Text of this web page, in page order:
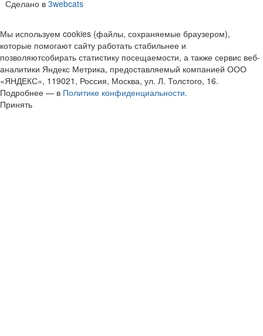
Сделано в 3webcats
Мы используем cookies (файлы, сохраняемые браузером),
которые помогают сайту работать стабильнее и
позволяютсобирать статистику посещаемости, а также сервис веб-
аналитики Яндекс Метрика, предоставляемый компанией ООО
«ЯНДЕКС», 119021, Россия, Москва, ул. Л. Толстого, 16.
Подробнее — в Политике конфиденциальности.
Принять